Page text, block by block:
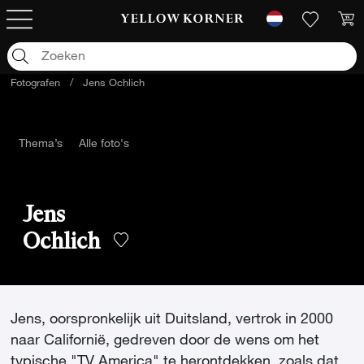
Fotografen / Jens Ochlich
Thema’s Alle foto's
Jens
Ochlich
Jens, oorspronkelijk uit Duitsland, vertrok in 2000
naar Californië, gedreven door de wens om het